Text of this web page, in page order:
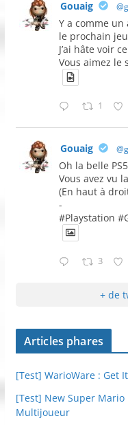
Gouaig
Y a comme un
le prochain
J’ai hâte voir
Vous aimez le
1
Gouaig
Oh la belle
Vous avez vu
(En haut à
-
#Playstation
3
+ de
Articles phares
[Test] WarioWare : Get
[Test] New Super Mario
Multijoueur